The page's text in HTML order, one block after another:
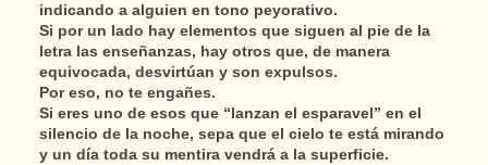
indicando a alguien en tono peyorativo.
Si por un lado hay elementos que siguen al pie de la
letra las enseñanzas, hay otros que, de manera
equivocada, desvirtúan y son expulsos.
Por eso, no te engañes.
Si eres uno de esos que “lanzan el esparavel” en el
silencio de la noche, sepa que el cielo te está mirando
y un día toda su mentira vendrá a la superficie.